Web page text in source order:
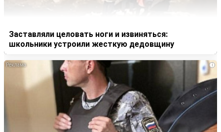
Заставляли целовать ноги и извиняться:
школьники устроили жесткую дедовщину
i